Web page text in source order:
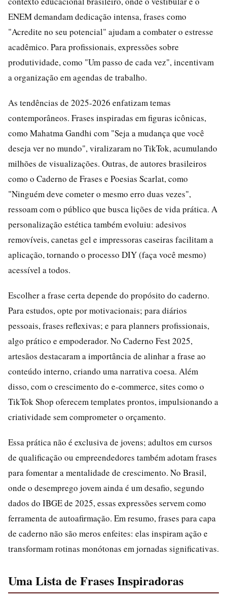
ENEM demandam dedicação intensa, frases como
"Acredite no seu potencial" ajudam a combater o estresse
acadêmico. Para profissionais, expressões sobre
produtividade, como "Um passo de cada vez", incentivam
a organização em agendas de trabalho.
As tendências de 2025-2026 enfatizam temas
contemporâneos. Frases inspiradas em figuras icônicas,
como Mahatma Gandhi com "Seja a mudança que você
deseja ver no mundo", viralizaram no TikTok, acumulando
milhões de visualizações. Outras, de autores brasileiros
como o Caderno de Frases e Poesias Scarlat, como
"Ninguém deve cometer o mesmo erro duas vezes",
ressoam com o público que busca lições de vida prática. A
personalização estética também evoluiu: adesivos
removíveis, canetas gel e impressoras caseiras facilitam a
aplicação, tornando o processo DIY (faça você mesmo)
acessível a todos.
Escolher a frase certa depende do propósito do caderno.
Para estudos, opte por motivacionais; para diários
pessoais, frases reflexivas; e para planners profissionais,
algo prático e empoderador. No Caderno Fest 2025,
artesãos destacaram a importância de alinhar a frase ao
conteúdo interno, criando uma narrativa coesa. Além
disso, com o crescimento do e-commerce, sites como o
TikTok Shop oferecem templates prontos, impulsionando a
criatividade sem comprometer o orçamento.
Essa prática não é exclusiva de jovens; adultos em cursos
de qualificação ou empreendedores também adotam frases
para fomentar a mentalidade de crescimento. No Brasil,
onde o desemprego jovem ainda é um desafio, segundo
dados do IBGE de 2025, essas expressões servem como
ferramenta de autoafirmação. Em resumo, frases para capa
de caderno não são meros enfeites: elas inspiram ação e
transformam rotinas monótonas em jornadas significativas.
Uma Lista de Frases Inspiradoras